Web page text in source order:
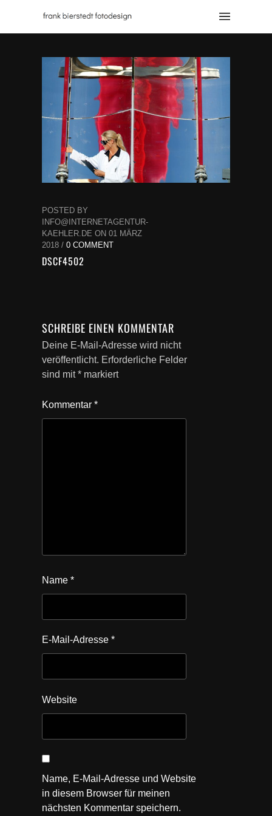
POSTED BY
INFO@INTERNETAGENTUR-
KAEHLER.DE ON 01 MÄRZ
2018 / 0 COMMENT
DSCF4502
SCHREIBE EINEN KOMMENTAR
Deine E-Mail-Adresse wird nicht
veröffentlicht. Erforderliche Felder
sind mit* markiert
Kommentar *
Name *
E-Mail-Adresse *
Website
Name, E-Mail-Adresse und Website
in diesem Browser für meinen
nächsten Kommentar speichern.